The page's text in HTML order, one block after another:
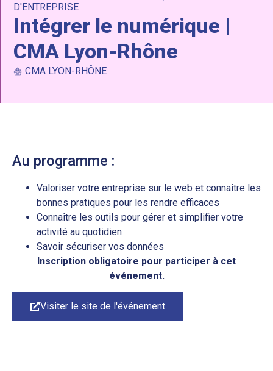
D'ENTREPRISE
Intégrer le numérique |
CMA Lyon-Rhône
CMA LYON-RHÔNE
Au programme :
Valoriser votre entreprise sur le web et connaître les
bonnes pratiques pour les rendre efficaces
Connaître les outils pour gérer et simplifier votre
activité au quotidien
Savoir sécuriser vos données
Inscription obligatoire pour participer à cet
événement.
Visiter le site de l'événement